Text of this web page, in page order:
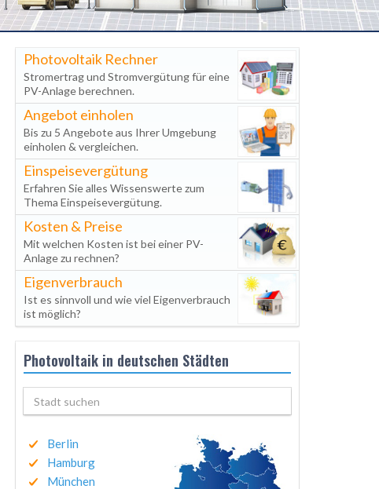
Photovoltaik Rechner
Stromertrag und Stromvergütung für eine
PV-Anlage berechnen.
Angebot einholen
Bis zu 5 Angebote aus Ihrer Umgebung
einholen & vergleichen.
Einspeisevergütung
Erfahren Sie alles Wissenswerte zum
Thema Einspeisevergütung.
Kosten & Preise
Mit welchen Kosten ist bei einer PV-
Anlage zu rechnen?
Eigenverbrauch
Ist es sinnvoll und wie viel Eigenverbrauch
ist möglich?
Photovoltaik in deutschen Städten
Berlin
Hamburg
München